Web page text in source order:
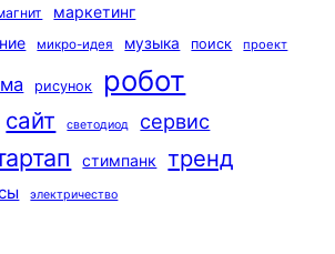
маркетинг
микро-идея музыка поиск проект
рисунок робот
сайт светодиод сервис
стимпанк тренд
электричество